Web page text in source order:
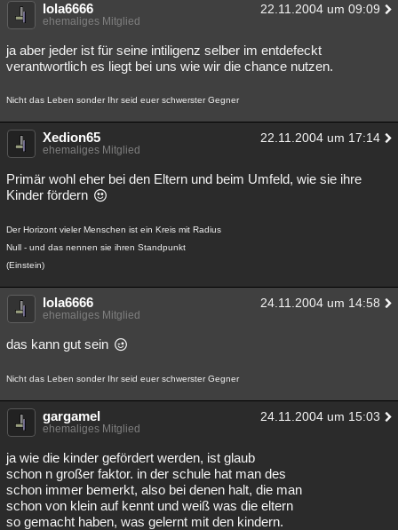
lola6666 22.11.2004 um 09:09
ehemaliges Mitglied
ja aber jeder ist für seine intiligenz selber im entdefeckt
verantwortlich es liegt bei uns wie wir die chance nutzen.
Nicht das Leben sonder Ihr seid euer schwerster Gegner
Xedion65 22.11.2004 um 17:14
ehemaliges Mitglied
Primär wohl eher bei den Eltern und beim Umfeld, wie sie ihre
Kinder fördern
Der Horizont vieler Menschen ist ein Kreis mit Radius
Null - und das nennen sie ihren Standpunkt
(Einstein)
lola6666 24.11.2004 um 14:58
ehemaliges Mitglied
das kann gut sein
Nicht das Leben sonder Ihr seid euer schwerster Gegner
gargamel 24.11.2004 um 15:03
ehemaliges Mitglied
ja wie die kinder gefördert werden, ist glaub
schon n großer faktor. in der schule hat man des
schon immer bemerkt, also bei denen halt, die man
schon von klein auf kennt und weiß was die eltern
so gemacht haben, was gelernt mit den kindern.